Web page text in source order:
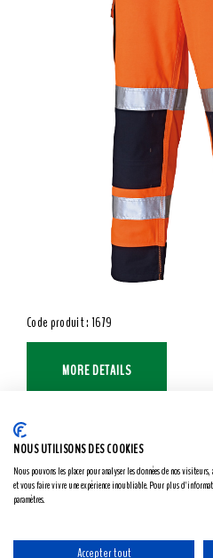
Code produit : 1679
MORE DETAILS
NOUS UTILISONS DES COOKIES
Nous pouvons les placer pour analyser les données de nos
et vous faire vivre une expérience inoubliable. Pour plus
paramètres.
Accepter tout